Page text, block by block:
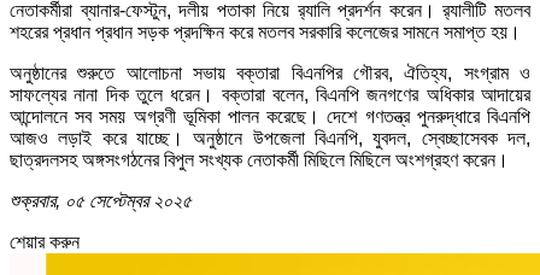
নেতাকর্মীরা ব্যানার-ফেস্টুন, দলীয় পতাকা নিয়ে র‌্যালি প্রদর্শন করেন। র‌্যালীটি মতলব
শহরের প্রধান প্রধান সড়ক প্রদক্ষিন করে মতলব সরকারি কলেজের সামনে সমাপ্ত হয়।
অনুষ্ঠানের শুরুতে আলোচনা সভায় বক্তারা বিএনপির গৌরব, ঐতিহ্য, সংগ্রাম ও
সাফল্যের নানা দিক তুলে ধরেন। বক্তারা বলেন, বিএনপি জনগণের অধিকার আদায়ের
আন্দোলনে সব সময় অগ্রণী ভূমিকা পালন করেছে। দেশে গণতন্ত্র পুনরুদ্ধারে বিএনপি
আজও লড়াই করে যাচ্ছে। অনুষ্ঠানে উপজেলা বিএনপি, যুবদল, স্বেচ্ছাসেবক দল,
ছাত্রদলসহ অঙ্গসংগঠনের বিপুল সংখ্যক নেতাকর্মী মিছিলে মিছিলে অংশগ্রহণ করেন।
শুক্রবার, ০৫ সেপ্টেম্বর ২০২৫
শেয়ার করুন